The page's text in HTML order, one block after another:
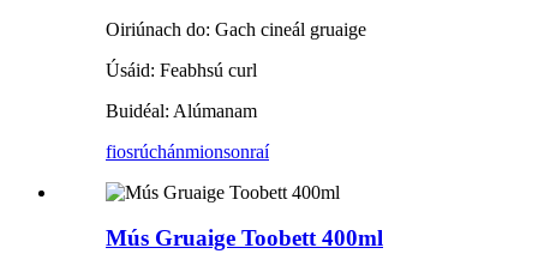
Oiriúnach do: Gach cineál gruaige
Úsáid: Feabhsú curl
Buidéal: Alúmanam
fiosrúchánmionsonraí
Mús Gruaige Toobett 400ml